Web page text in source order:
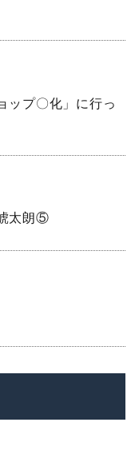
ップ〇化」に行っ
太朗⑤